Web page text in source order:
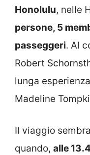
Honolulu, nelle
persone, 5
passeggeri. Al
Robert
lunga
Madeline
Il viaggio
quando, alle